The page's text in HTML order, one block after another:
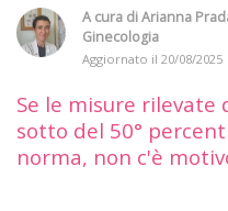
A cura diArianna
Ginecologia
Aggiornato il 20/08/2025
Se le misure rilevate
sotto del 50°
norma, non c'è